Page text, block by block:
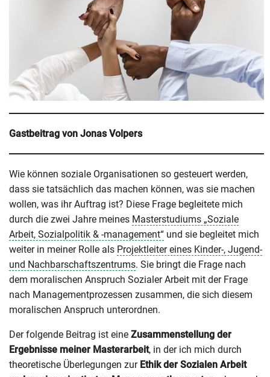
Gastbeitrag von Jonas Volpers
Wie können soziale Organisationen so gesteuert werden,
dass sie tatsächlich das machen können, was sie machen
wollen, was ihr Auftrag ist? Diese Frage begleitete mich
durch die zwei Jahre meines Masterstudiums „Soziale
Arbeit, Sozialpolitik & -management“ und sie begleitet mich
weiter in meiner Rolle als Projektleiter eines Kinder-, Jugend-
und Nachbarschaftszentrums. Sie bringt die Frage nach
dem moralischen Anspruch Sozialer Arbeit mit der Frage
nach Managementprozessen zusammen, die sich diesem
moralischen Anspruch unterordnen.
Der folgende Beitrag ist eine Zusammenstellung der
Ergebnisse meiner Masterarbeit, in der ich mich durch
theoretische Überlegungen zurEthik der Sozialen Arbeit